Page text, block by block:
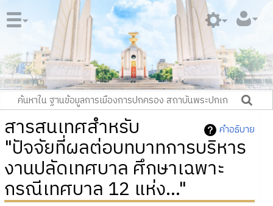
คำอธิบาย
สารสนเทศสำหรับ
"ปัจจัยที่ผลต่อบทบาทการบริหาร
งานปลัดเทศบาล ศึกษาเฉพาะ
กรณีเทศบาล 12 แห่ง..."